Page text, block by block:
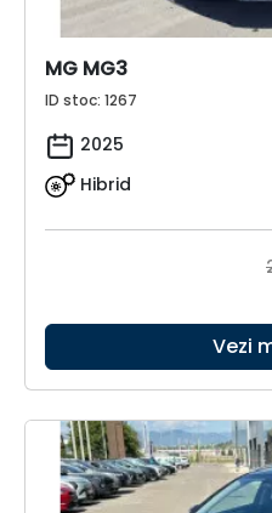
MG MG3
ID stoc: 1267
2025
Hibrid
Vezi